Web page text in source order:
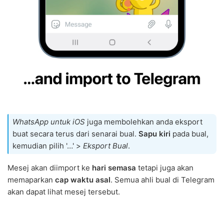
WhatsApp untuk iOS juga membolehkan anda eksport
buat secara terus dari senarai bual. Sapu kiri pada bual,
kemudian pilih '…' > Eksport Bual.
Mesej akan diimport ke hari semasa tetapi juga akan
memaparkan cap waktu asal. Semua ahli bual di Telegram
akan dapat lihat mesej tersebut.